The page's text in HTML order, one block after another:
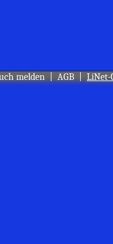
melden|AGB|LiNet-